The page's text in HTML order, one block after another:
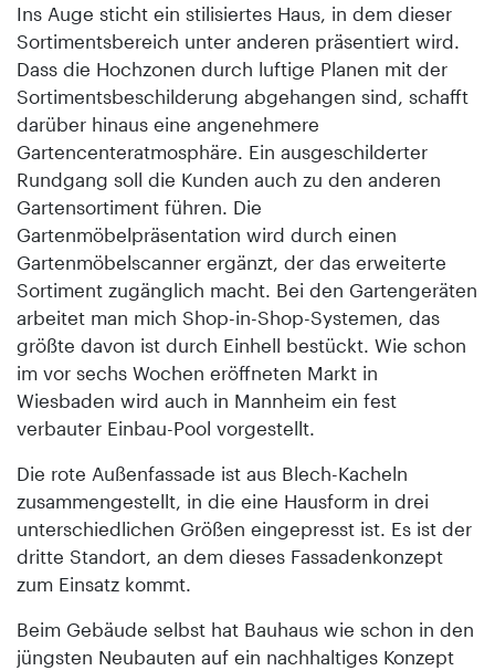
Ins Auge sticht ein stilisiertes Haus, in dem dieser
Sortimentsbereich unter anderen präsentiert wird.
Dass die Hochzonen durch luftige Planen mit der
Sortimentsbeschilderung abgehangen sind, schafft
darüber hinaus eine angenehmere
Gartencenteratmosphäre. Ein ausgeschilderter
Rundgang soll die Kunden auch zu den anderen
Gartensortiment führen. Die
Gartenmöbelpräsentation wird durch einen
Gartenmöbelscanner ergänzt, der das erweiterte
Sortiment zugänglich macht. Bei den Gartengeräten
arbeitet man mich Shop-in-Shop-Systemen, das
größte davon ist durch Einhell bestückt. Wie schon
im vor sechs Wochen eröffneten Markt in
Wiesbaden wird auch in Mannheim ein fest
verbauter Einbau-Pool vorgestellt.
Die rote Außenfassade ist aus Blech-Kacheln
zusammengestellt, in die eine Hausform in drei
unterschiedlichen Größen eingepresst ist. Es ist der
dritte Standort, an dem dieses Fassadenkonzept
zum Einsatz kommt.
Beim Gebäude selbst hat Bauhaus wie schon in den
jüngsten Neubauten auf ein nachhaltiges Konzept